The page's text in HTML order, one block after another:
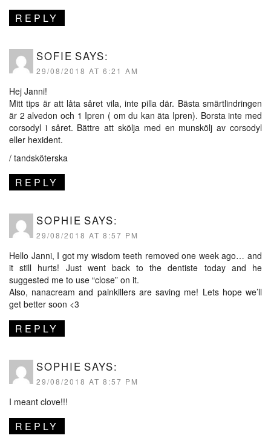
REPLY
SOFIE SAYS:
29/08/2018 AT 6:21 AM
Hej Janni!
Mitt tips är att låta såret vila, inte pilla där. Bästa smärtlindringen
är 2 alvedon och 1 Ipren ( om du kan äta Ipren). Borsta inte med
corsodyl i såret. Bättre att skölja med en munskölj av corsodyl
eller hexident.
/ tandsköterska
REPLY
SOPHIE SAYS:
29/08/2018 AT 8:57 PM
Hello Janni, I got my wisdom teeth removed one week ago… and
it still hurts! Just went back to the dentiste today and he
suggested me to use “close” on it.
Also, nanacream and painkillers are saving me! Lets hope we’ll
get better soon <3
REPLY
SOPHIE SAYS:
29/08/2018 AT 8:57 PM
I meant clove!!!
REPLY